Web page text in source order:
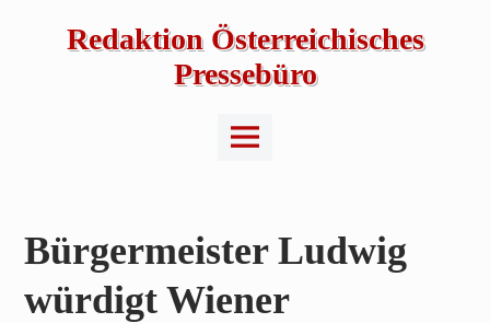
Redaktion Österreichisches
Pressebüro
Main
Menu
Bürgermeister Ludwig
würdigt Wiener